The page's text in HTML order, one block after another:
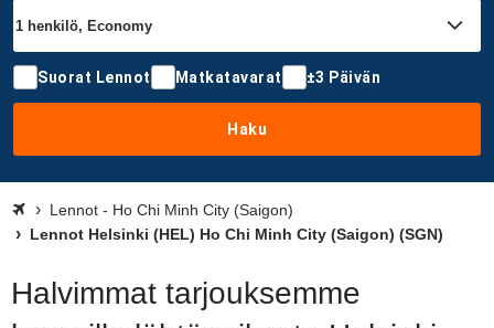
Suorat Lennot Matkatavarat ±3 Päivän
Haku
Lennot - Ho Chi Minh City (Saigon)
Lennot Helsinki (HEL) Ho Chi Minh City (Saigon) (SGN)
Halvimmat tarjouksemme